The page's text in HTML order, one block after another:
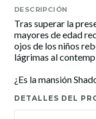
DESCRIPCIÓN
Tras superar la
mayores de edad
ojos de los niños
lágrimas al
¿Es la mansión
DETALLES DEL